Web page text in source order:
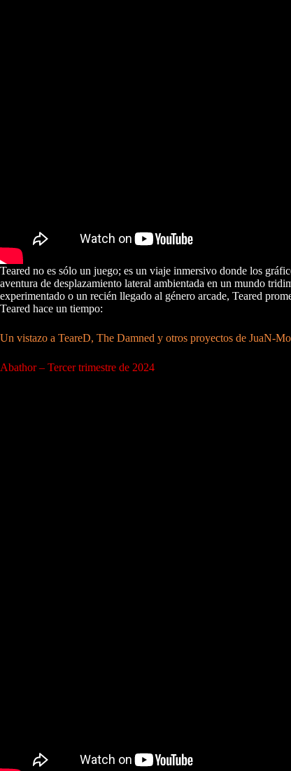
Teared no es sólo un juego; es un viaje inmersivo donde los
aventura de desplazamiento lateral ambientada en un mundo
experimentado o un recién llegado al género arcade, Teared
Teared hace un tiempo:
Un vistazo a TeareD, The Damned y otros proyectos de JuaN-
Abathor – Tercer trimestre de 2024